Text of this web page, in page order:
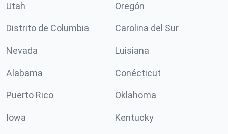
Utah Oregón
Distrito de Columbia Carolina del Sur
Nevada Luisiana
Alabama Conécticut
Puerto Rico Oklahoma
Iowa Kentucky